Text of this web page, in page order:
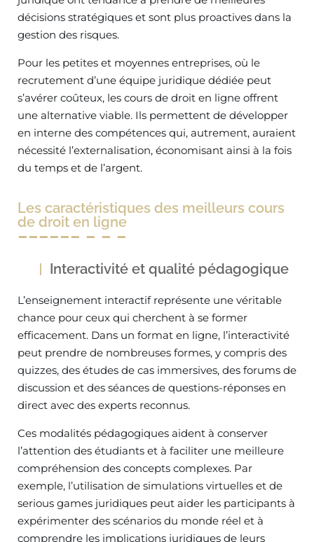
décisions stratégiques et sont plus proactives dans la
gestion des risques.
Pour les petites et moyennes entreprises, où le
recrutement d’une équipe juridique dédiée peut
s’avérer coûteux, les cours de droit en ligne offrent
une alternative viable. Ils permettent de développer
en interne des compétences qui, autrement, auraient
nécessité l’externalisation, économisant ainsi à la fois
du temps et de l’argent.
Les caractéristiques des meilleurs cours
de droit en ligne
Interactivité et qualité pédagogique
L’enseignement interactif représente une véritable
chance pour ceux qui cherchent à se former
efficacement. Dans un format en ligne, l’interactivité
peut prendre de nombreuses formes, y compris des
quizzes, des études de cas immersives, des forums de
discussion et des séances de questions-réponses en
direct avec des experts reconnus.
Ces modalités pédagogiques aident à conserver
l’attention des étudiants et à faciliter une meilleure
compréhension des concepts complexes. Par
exemple, l’utilisation de simulations virtuelles et de
serious games juridiques peut aider les participants à
expérimenter des scénarios du monde réel et à
comprendre les implications juridiques de leurs